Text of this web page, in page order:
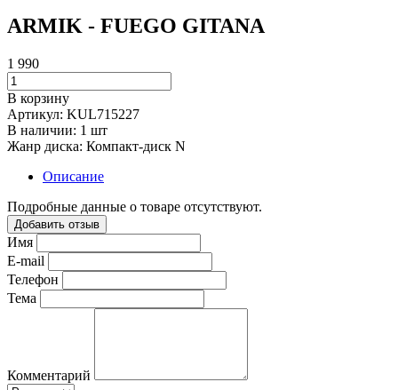
ARMIK - FUEGO GITANA
1 990
В корзину
Артикул: KUL715227
В наличии: 1 шт
Жанр диска: Компакт-диск N
Описание
Подробные данные о товаре отсутствуют.
Добавить отзыв
Имя
E-mail
Телефон
Тема
Комментарий